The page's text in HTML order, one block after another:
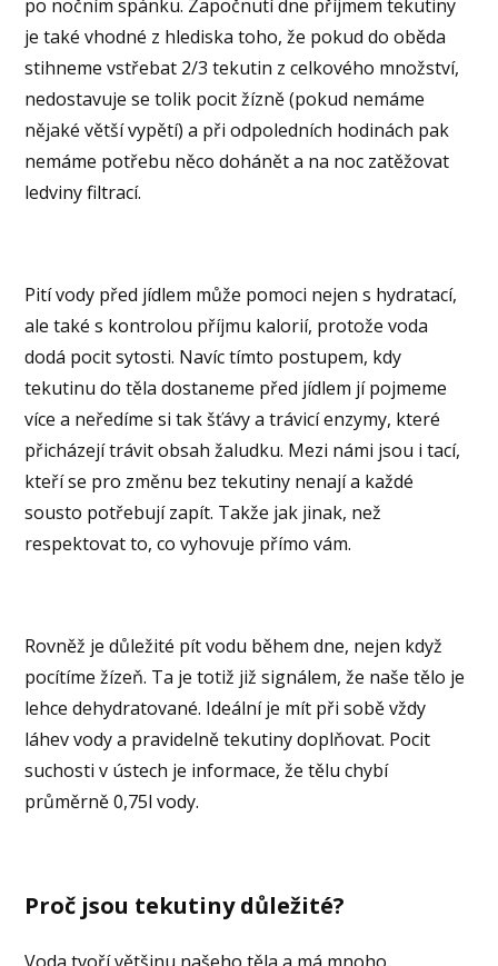
po nočním spánku. Započnutí dne příjmem tekutiny
je také vhodné z hlediska toho, že pokud do oběda
stihneme vstřebat 2/3 tekutin z celkového množství,
nedostavuje se tolik pocit žízně (pokud nemáme
nějaké větší vypětí) a při odpoledních hodinách pak
nemáme potřebu něco dohánět a na noc zatěžovat
ledviny filtrací.
Pití vody před jídlem může pomoci nejen s hydratací,
ale také s kontrolou příjmu kalorií, protože voda
dodá pocit sytosti. Navíc tímto postupem, kdy
tekutinu do těla dostaneme před jídlem jí pojmeme
více a neředíme si tak šťávy a trávicí enzymy, které
přicházejí trávit obsah žaludku. Mezi námi jsou i tací,
kteří se pro změnu bez tekutiny nenají a každé
sousto potřebují zapít. Takže jak jinak, než
respektovat to, co vyhovuje přímo vám.
Rovněž je důležité pít vodu během dne, nejen když
pocítíme žízeň. Ta je totiž již signálem, že naše tělo je
lehce dehydratované. Ideální je mít při sobě vždy
láhev vody a pravidelně tekutiny doplňovat. Pocit
suchosti v ústech je informace, že tělu chybí
průměrně 0,75l vody.
Proč jsou tekutiny důležité?